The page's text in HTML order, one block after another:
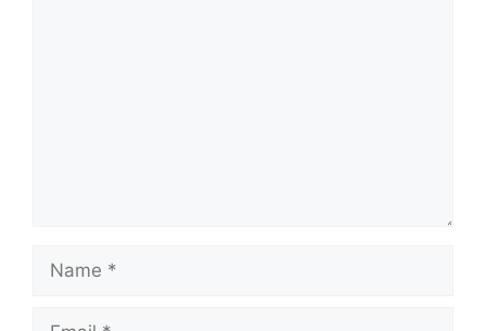
Name
Email